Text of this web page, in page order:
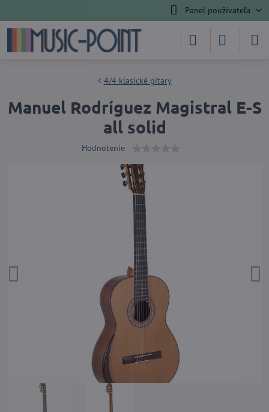
Panel používateľa
4/4 klasické gitary
Manuel Rodríguez Magistral E-S
all solid
Hodnotenie